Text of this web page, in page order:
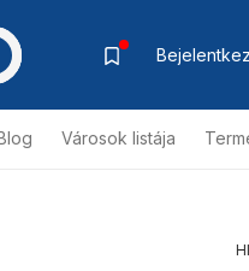
Városok listája